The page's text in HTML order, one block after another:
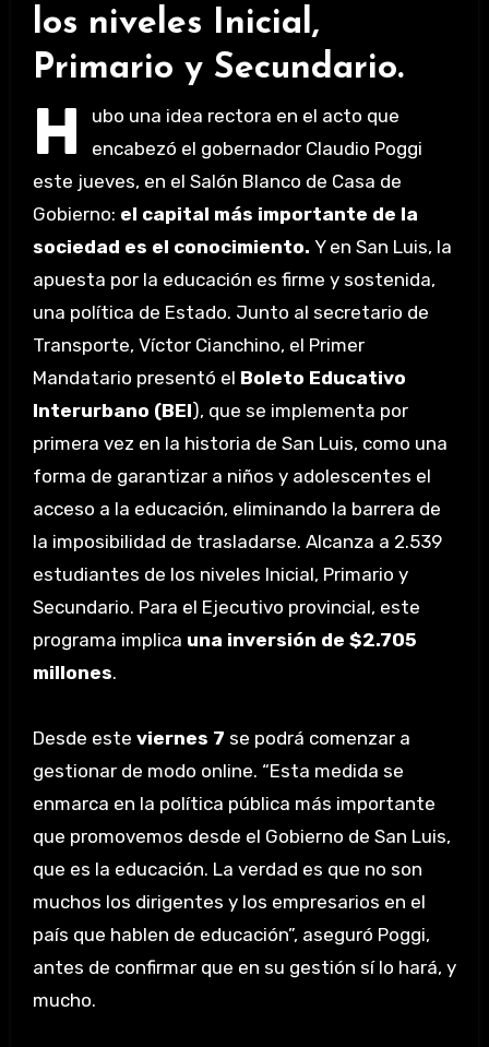
los niveles Inicial,
Primario y Secundario.
H
ubo una idea rectora en el acto que
encabezó el gobernador Claudio Poggi
este jueves, en el Salón Blanco de Casa de
Gobierno: el capital más importante de la
sociedad es el conocimiento. Y en San Luis, la
apuesta por la educación es firme y sostenida,
una política de Estado. Junto al secretario de
Transporte, Víctor Cianchino, el Primer
Mandatario presentó el Boleto Educativo
Interurbano (BEI), que se implementa por
primera vez en la historia de San Luis, como una
forma de garantizar a niños y adolescentes el
acceso a la educación, eliminando la barrera de
la imposibilidad de trasladarse. Alcanza a 2.539
estudiantes de los niveles Inicial, Primario y
Secundario. Para el Ejecutivo provincial, este
programa implica una inversión de $2.705
millones.
Desde este viernes 7 se podrá comenzar a
gestionar de modo online. “Esta medida se
enmarca en la política pública más importante
que promovemos desde el Gobierno de San Luis,
que es la educación. La verdad es que no son
muchos los dirigentes y los empresarios en el
país que hablen de educación”, aseguró Poggi,
antes de confirmar que en su gestión sí lo hará, y
mucho.